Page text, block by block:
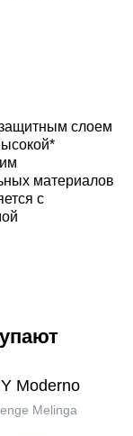
слоем
материалов
с
Moderno
Melinga